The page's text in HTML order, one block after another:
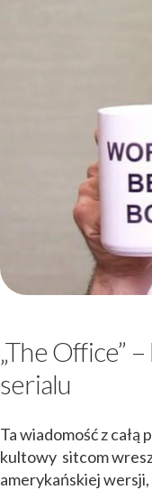
„The Office”
serialu
Ta wiadomość z
kultowy sitcom
amerykańskiej